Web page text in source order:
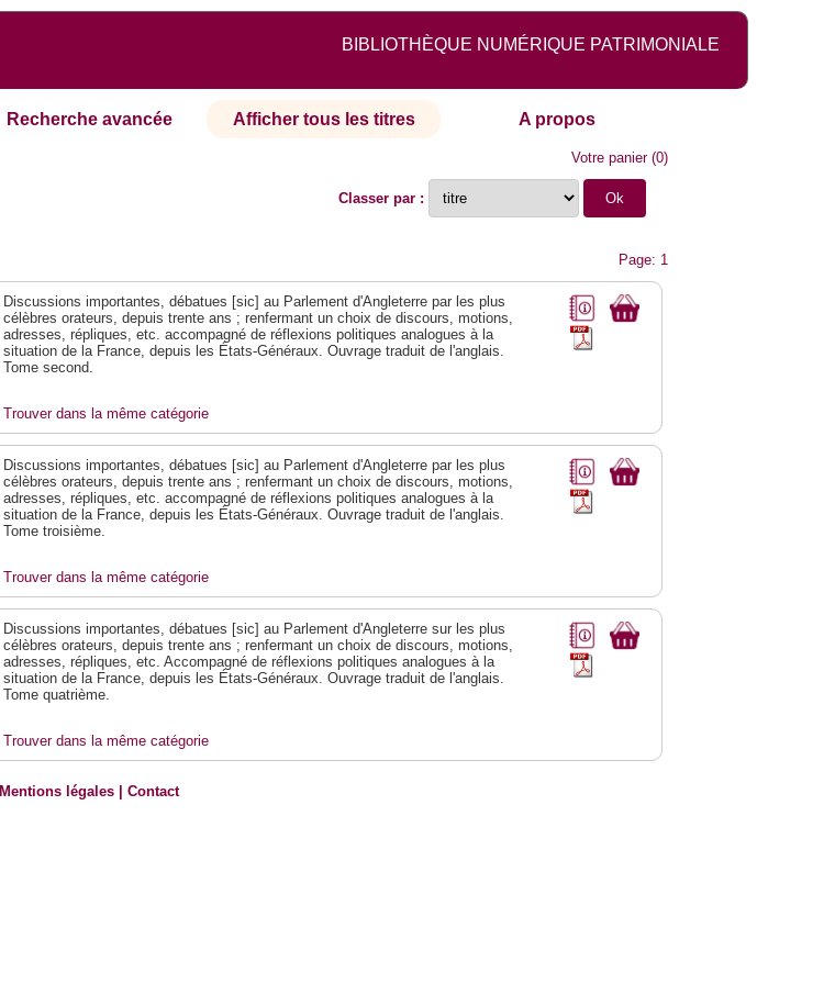
BIBLIOTHÈQUE NUMÉRIQUE PATRIMONIALE
Recherche avancée Afficher tous les titres A propos
Votre panier(0)
Classer par :
Page: 1
Discussions importantes, débatues [sic] au Parlement d'Angleterre par les plus
célèbres orateurs, depuis trente ans ; renfermant un choix de discours, motions,
adresses, répliques, etc. accompagné de réflexions politiques analogues à la
situation de la France, depuis les États-Généraux. Ouvrage traduit de l'anglais.
Tome second.
Trouver dans la même catégorie
Discussions importantes, débatues [sic] au Parlement d'Angleterre par les plus
célèbres orateurs, depuis trente ans ; renfermant un choix de discours, motions,
adresses, répliques, etc. accompagné de réflexions politiques analogues à la
situation de la France, depuis les États-Généraux. Ouvrage traduit de l'anglais.
Tome troisième.
Trouver dans la même catégorie
Discussions importantes, débatues [sic] au Parlement d'Angleterre sur les plus
célèbres orateurs, depuis trente ans ; renfermant un choix de discours, motions,
adresses, répliques, etc. Accompagné de réflexions politiques analogues à la
situation de la France, depuis les États-Généraux. Ouvrage traduit de l'anglais.
Tome quatrième.
Trouver dans la même catégorie
Mentions légales |Contact